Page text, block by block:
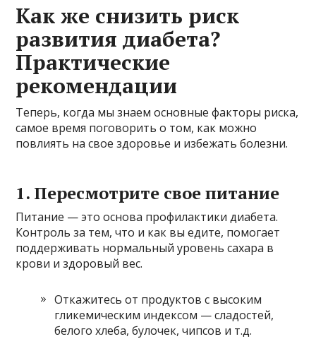
Как же снизить риск
развития диабета?
Практические
рекомендации
Теперь, когда мы знаем основные факторы риска,
самое время поговорить о том, как можно
повлиять на свое здоровье и избежать болезни.
1. Пересмотрите свое питание
Питание — это основа профилактики диабета.
Контроль за тем, что и как вы едите, помогает
поддерживать нормальный уровень сахара в
крови и здоровый вес.
Откажитесь от продуктов с высоким
гликемическим индексом — сладостей,
белого хлеба, булочек, чипсов и т.д.